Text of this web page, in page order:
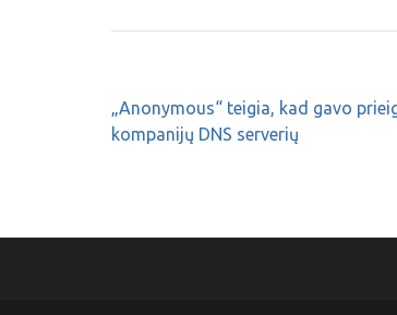
„Anonymous“ teigia, kad gavo
kompanijų DNS serverių